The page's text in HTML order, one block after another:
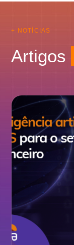
+ NOTÍCIAS
Artigos